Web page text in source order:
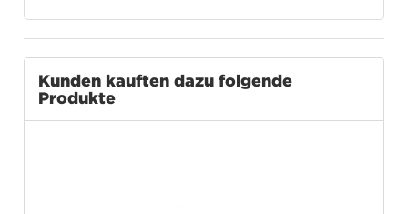
Kunden kauften dazu folgende
Produkte